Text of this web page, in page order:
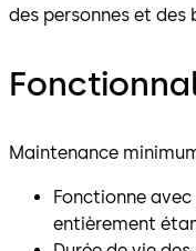
des personnes et des
Maintenance
Fonctionne
entièrement